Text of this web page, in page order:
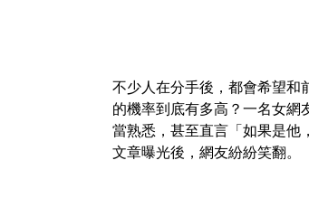
不少人在分手後，都會希望和
的機率到底有多高？一名女
當熟悉，甚至直言「如果是他
文章曝光後，網友紛紛笑翻。